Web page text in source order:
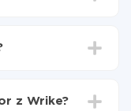
średnio 10-15
z Wrike?